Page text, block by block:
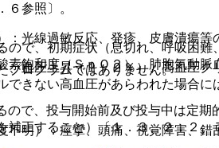
で、初期症状（息切れ、呼吸困
飽和度（ＳｐＯ２）、肺胞気動
で、投与開始前及び投与中は定
正すること）〔１．３、２．２
参照〕。
光線過敏反応、発疹、皮膚潰瘍等
血圧上昇（１．２％）、高血圧ク
きない高血圧があらわれた場合
明）：痙攣、頭痛、視覚障害、錯
プログラムではありません。